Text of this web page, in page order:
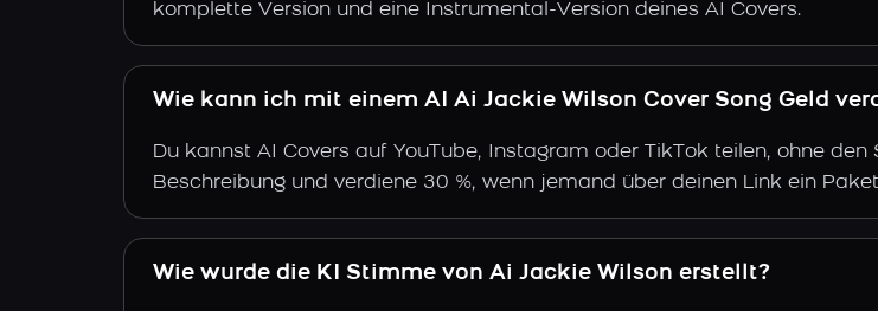
komplette Version und eine Instrumental-Version deines AI Covers.
Wie kann ich mit einem AI Ai Jackie Wilson Cover Song Geld
Du kannst AI Covers auf YouTube, Instagram oder TikTok teilen, ohne
Beschreibung und verdiene 30 %, wenn jemand über deinen Link ein
Wie wurde die KI Stimme von Ai Jackie Wilson erstellt?